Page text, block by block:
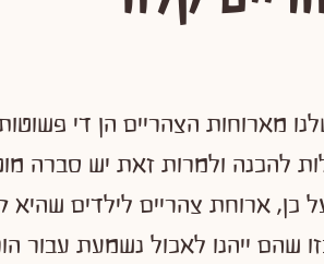
מארוחות הצהריים הן די
להכנה ולמרות זאת יש סברה
כן, ארוחת צהריים לילדים
שהם ייהנו לאכול נשמעת עבור